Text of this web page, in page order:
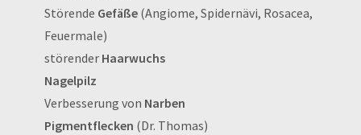
Störende Gefäße (Angiome, Spidernävi, Rosacea,
Feuermale)
störender Haarwuchs
Nagelpilz
Verbesserung von Narben
Pigmentflecken (Dr. Thomas)